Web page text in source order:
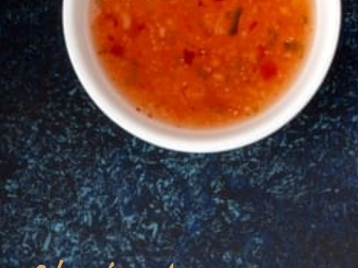
ŒNOTOURISME &
EXPÉRIENCES
ÉVÉNEMENTS ŒNO-
GASTRONOMIQUES
SERVICES EN LIGNE
PRESSE & RÉFÉRENCES
CONTACT
Contact